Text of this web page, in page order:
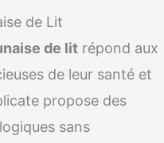
de Lit
de lit répond aux
de leur santé et
propose des
sans